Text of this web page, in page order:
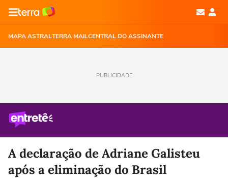
MAPA ASTRALTERRA MAILCENTRAL DO ASSINANTE
PUBLICIDADE
A declaração de Adriane Galisteu
após a eliminação do Brasil